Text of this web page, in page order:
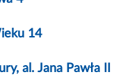
14
al. Jana Pawła II